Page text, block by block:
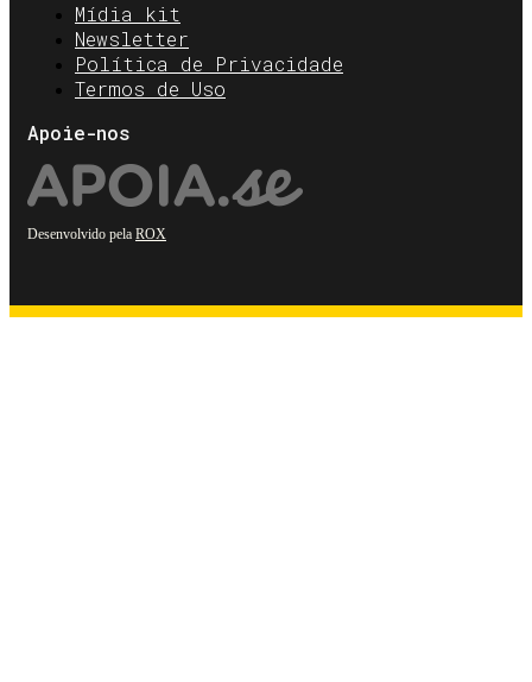
Mídia kit
Newsletter
Política de Privacidade
Termos de Uso
Apoie-nos
Desenvolvido pela ROX